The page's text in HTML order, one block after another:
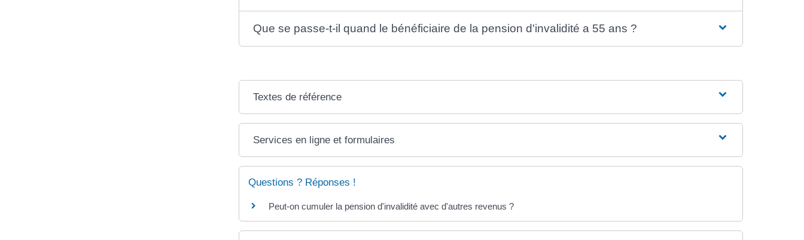
Que se passe-t-il quand le bénéficiaire de la pension d'invalidité a 55 ans ?
Textes de référence
Services en ligne et formulaires
Questions ? Réponses !
Peut-on cumuler la pension d'invalidité avec d'autres revenus ?